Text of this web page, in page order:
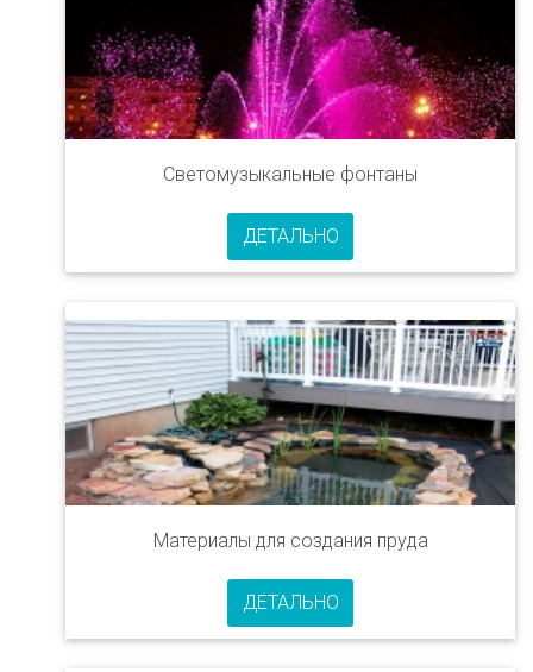
Светомузыкальные фонтаны
ДЕТАЛЬНО
Материалы для создания пруда
ДЕТАЛЬНО